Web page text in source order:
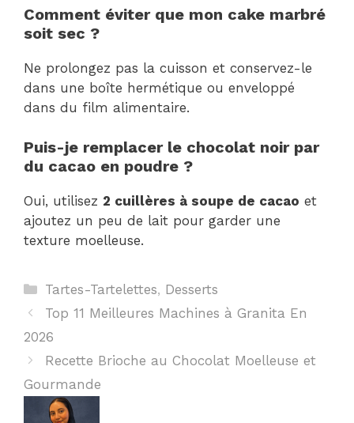
Comment éviter que mon cake marbré
soit sec ?
Ne prolongez pas la cuisson et conservez-le
dans une boîte hermétique ou enveloppé
dans du film alimentaire.
Puis-je remplacer le chocolat noir par
du cacao en poudre ?
Oui, utilisez 2 cuillères à soupe de cacao et
ajoutez un peu de lait pour garder une
texture moelleuse.
Catégories
Tartes-Tartelettes, Desserts
Top 11 Meilleures Machines à Granita En
2026
Recette Brioche au Chocolat Moelleuse et
Gourmande